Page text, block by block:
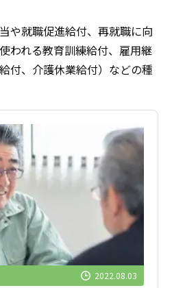
や就職促進給付、再就職に向
われる教育訓練給付、雇用継
付、介護休業給付）などの種
2022.08.03